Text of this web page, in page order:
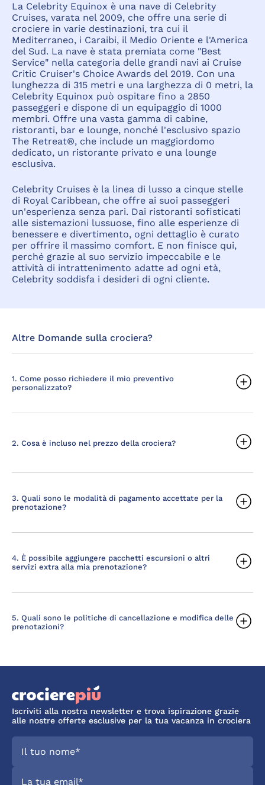
La Celebrity Equinox è una nave di Celebrity
Cruises, varata nel 2009, che offre una serie di
crociere in varie destinazioni, tra cui il
Mediterraneo, i Caraibi, il Medio Oriente e l'America
del Sud. La nave è stata premiata come "Best
Service" nella categoria delle grandi navi ai Cruise
Critic Cruiser's Choice Awards del 2019. Con una
lunghezza di 315 metri e una larghezza di 0 metri, la
Celebrity Equinox può ospitare fino a 2850
passeggeri e dispone di un equipaggio di 1000
membri. Offre una vasta gamma di cabine,
ristoranti, bar e lounge, nonché l'esclusivo spazio
The Retreat®, che include un maggiordomo
dedicato, un ristorante privato e una lounge
esclusiva.
Celebrity Cruises è la linea di lusso a cinque stelle
di Royal Caribbean, che offre ai suoi passeggeri
un'esperienza senza pari. Dai ristoranti sofisticati
alle sistemazioni lussuose, fino alle esperienze di
benessere e divertimento, ogni dettaglio è curato
per offrire il massimo comfort. E non finisce qui,
perché grazie al suo servizio impeccabile e le
attività di intrattenimento adatte ad ogni età,
Celebrity soddisfa i desideri di ogni cliente.
Altre Domande sulla crociera?
1. Come posso richiedere il mio preventivo
personalizzato?
2. Cosa è incluso nel prezzo della crociera?
3. Quali sono le modalità di pagamento accettate per la
prenotazione?
4. È possibile aggiungere pacchetti escursioni o altri
servizi extra alla mia prenotazione?
5. Quali sono le politiche di cancellazione e modifica delle
prenotazioni?
Iscriviti alla nostra newsletter e trova ispirazione grazie
alle nostre offerte esclusive per la tua vacanza in crociera